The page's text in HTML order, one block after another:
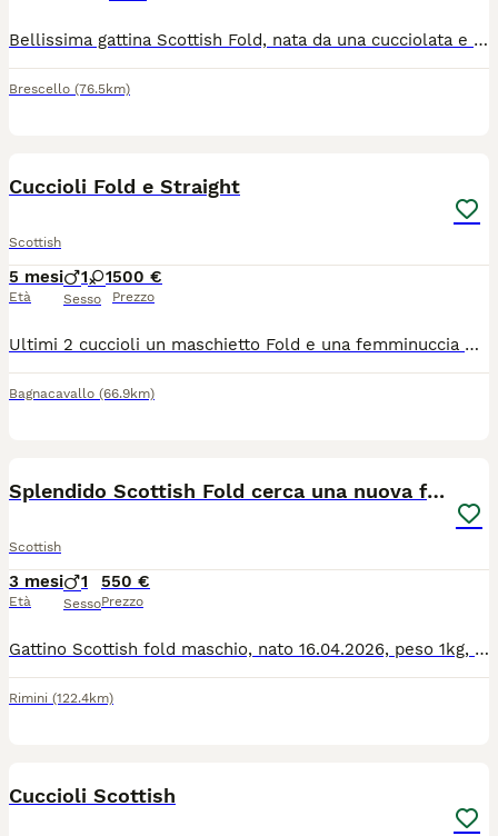
Bellissima gattina Scottish Fold, nata da una cucciolata e ultima rimasta. È dolcissima, molto giocherellona, già svezzata e sta imparando a usare la lettiera. Nata il 22 maggio, sarà pronta per raggiungere la sua nuova famiglia tra una settimana. Prezzo: 450 Mamma e papà visibili Vaccinazioni a carico dell’acquirente Cerco una famiglia che la accolga con amore e che sia composta da persone realmente interessate e amanti degli animali. Per maggiori informazioni, foto o per fissare una visita, contattatemi in privato.
Brescello (76.5km)
Cuccioli Fold e Straight
Scottish
5 mesi
Età
1 1
Sesso
500 €
Prezzo
Ultimi 2 cuccioli un maschietto Fold e una femminuccia Straight già svezzati abituati sia alla lettiera sia al tiragraffi si consegnano con libretto sanitario, 2 vaccinazioni e 2 sverminature più certificato di buona salute. Mamma Highland Fold, Papà Brithish Shorthair di nostra proprietà visibili e testati Fiv Felv e Pdk. Micetti dolci ed affettuosi adatti per una vita casalinga
Bagnacavallo (66.9km)
Splendido Scottish Fold cerca una nuova famiglia
Scottish
3 mesi
Età
1
Sesso
550 €
Prezzo
Gattino Scottish fold maschio, nato 16.04.2026, peso 1kg, fatto 2 sverminazione e vaccino senza pedigree, ma è razza pura. Mamma e babbo sono scottish entrambi. Con grande cura cerco una nuova casa per il mio meraviglioso Scottish Fold maschio. È un gatto dolce, affettuoso e abituato alla vita in casa, ideale per chi desidera un compagno tranquillo e coccolone. Verrà affidato solo a persone serie e amanti degli animali, che possano garantirgli tanto affetto e le attenzioni che merita.
Rimini (122.4km)
Cuccioli Scottish